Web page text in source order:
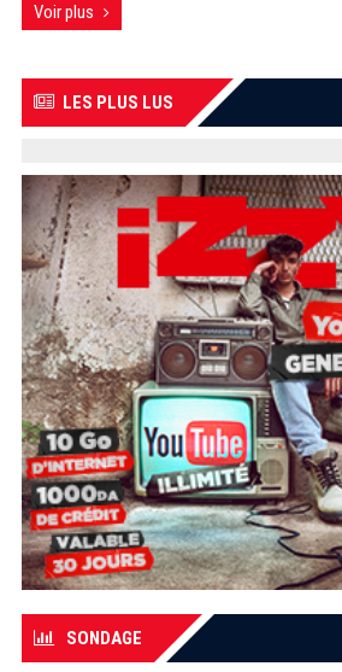
Voir plus
LES PLUS LUS
SONDAGE